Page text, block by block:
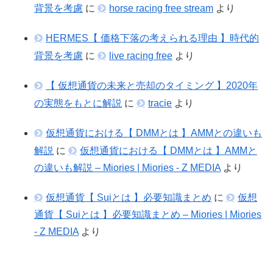
背景を考慮 に horse racing free stream より
HERMES【 価格下落の考えられる理由 】時代的
背景を考慮 に live racing free より
【 仮想通貨の未来と売却のタイミング 】2020年
の実態をもとに解説 に tracie より
仮想通貨における【 DMMとは 】AMMとの違いも
解説 に
仮想通貨における【 DMMとは 】AMMと
の違いも解説 – Miories | Miories - Z MEDIA より
仮想通貨【 Suiとは 】必要知識まとめ に
仮想
通貨【 Suiとは 】必要知識まとめ – Miories | Miories
- Z MEDIA より